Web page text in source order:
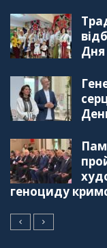
рада
56:20
59:38
57:18
39:41
геноциду